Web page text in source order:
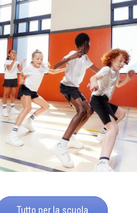
Tutto per la scuola